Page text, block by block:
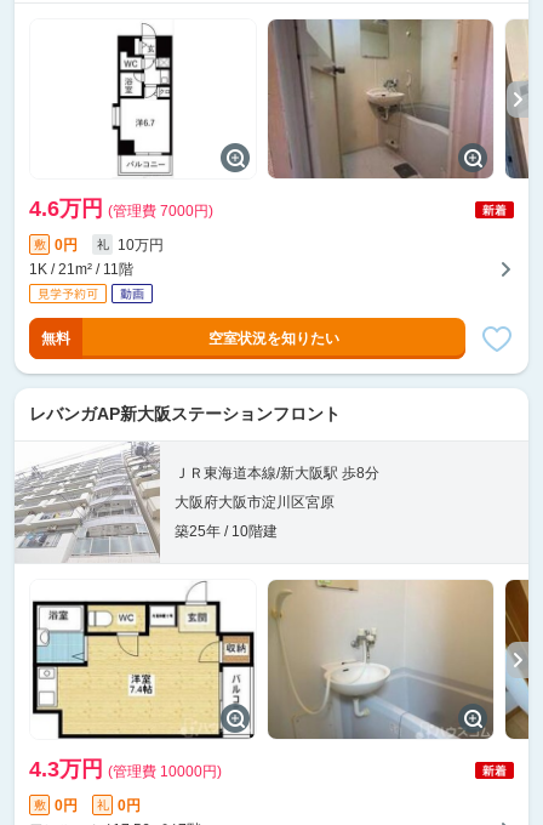
4.6万円 (管理費 7000円)
敷 0円 礼
10万円
1K / 21m² / 11階
無料 空室状況を知りたい
レバンガAP新大阪ステーションフロント
ＪＲ東海道本線/新大阪駅 歩8分
大阪府大阪市淀川区宮原
築25年 / 10階建
4.3万円 (管理費 10000円)
敷 0円 礼
0円